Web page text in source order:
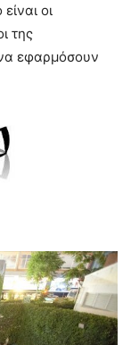
οι
της
να εφαρμόσουν